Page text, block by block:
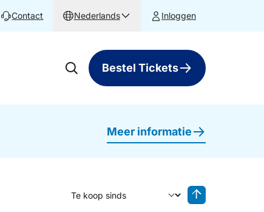
Contact Nederlands Inloggen
Bestel Tickets
Meer informatie
Sorteer op